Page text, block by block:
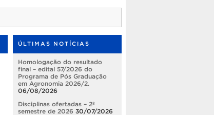
ÚLTIMAS NOTÍCIAS
Homologação do resultado
final – edital 57/2026 do
Programa de Pós Graduação
em Agronomia 2026/2.
06/08/2026
Disciplinas ofertadas – 2º
semestre de 2026 30/07/2026